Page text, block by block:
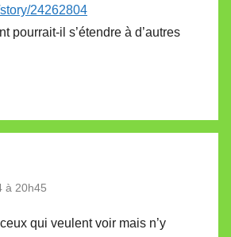
24262804
pourrait-il s’étendre à d’autres
à 20h45
qui veulent voir mais n’y